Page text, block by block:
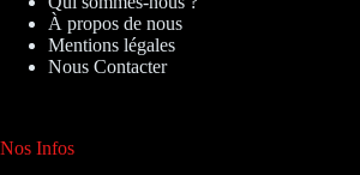
À propos de nous
Mentions légales
Nous Contacter
Nos Infos